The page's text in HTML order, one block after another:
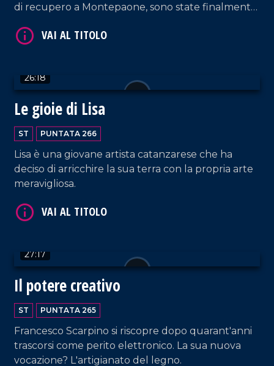
di recupero a Montepaone, sono state finalmente
26:18
Le gioie di Lisa
ST PUNTATA 266
Lisa è una giovane artista catanzarese che ha
deciso di arricchire la sua terra con la propria arte
meravigliosa.
27:17
Il potere creativo
ST PUNTATA 265
Francesco Scarpino si riscopre dopo quarant'anni
trascorsi come perito elettronico. La sua nuova
vocazione? L'artigianato del legno.
VAI AL TITOLO